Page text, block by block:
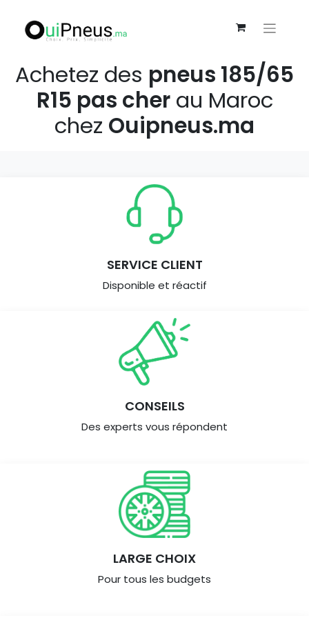
Achetez des pneus 185/65
R15 pas cherau Maroc
chez Ouipneus.ma
SERVICE CLIENT
Disponible et réactif
CONSEILS
Des experts vous répondent
LARGE CHOIX
Pour tous les budgets